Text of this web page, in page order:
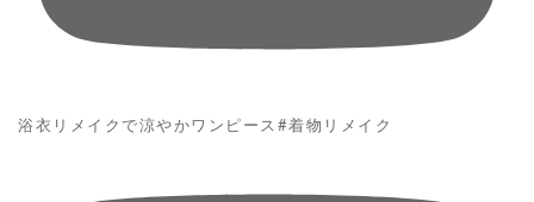
浴衣リメイクで涼やかワンピース#着物リメイク